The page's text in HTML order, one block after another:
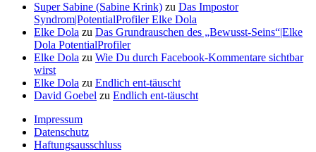
Super Sabine (Sabine Krink) zu Das Impostor
Syndrom|PotentialProfiler Elke Dola
Elke Dola zu Das Grundrauschen des „Bewusst-Seins“|Elke
Dola PotentialProfiler
Elke Dola zu Wie Du durch Facebook-Kommentare sichtbar
wirst
Elke Dola zu Endlich ent-täuscht
David Goebel zu Endlich ent-täuscht
Impressum
Datenschutz
Haftungsausschluss